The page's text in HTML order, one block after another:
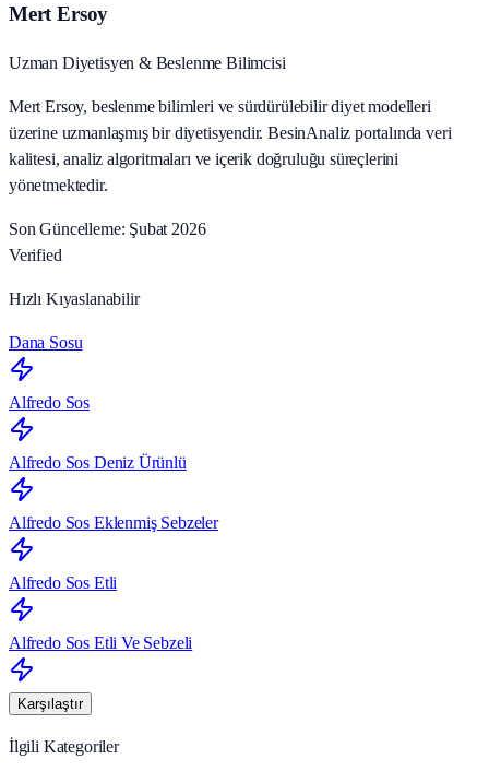
Mert Ersoy
Uzman Diyetisyen & Beslenme Bilimcisi
Mert Ersoy, beslenme bilimleri ve sürdürülebilir diyet modelleri
üzerine uzmanlaşmış bir diyetisyendir. BesinAnaliz portalında veri
kalitesi, analiz algoritmaları ve içerik doğruluğu süreçlerini
yönetmektedir.
Son Güncelleme: Şubat 2026
Verified
Hızlı Kıyaslanabilir
Dana Sosu
Alfredo Sos
Alfredo Sos Deniz Ürünlü
Alfredo Sos Eklenmiş Sebzeler
Alfredo Sos Etli
Alfredo Sos Etli Ve Sebzeli
Karşılaştır
İlgili Kategoriler